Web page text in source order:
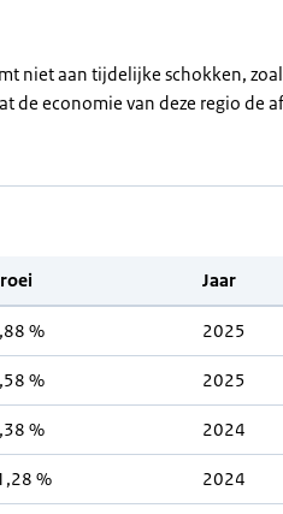
niet aan tijdelijke schokken,
de economie van deze regio de
Jaar
% 2025
% 2025
% 2024
% 2024